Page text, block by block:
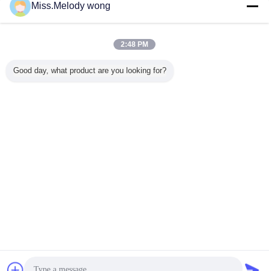
Miss.Melody wong
2:48 PM
Good day, what product are you looking for?